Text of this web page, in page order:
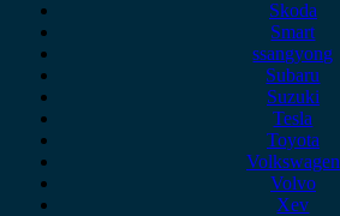
Skoda
Smart
ssangyong
Subaru
Suzuki
Tesla
Toyota
Volkswagen
Volvo
Xev